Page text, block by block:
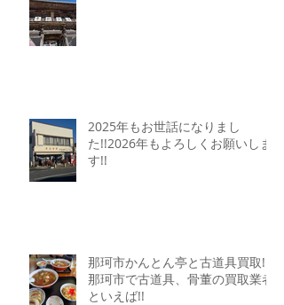
2025年もお世話になりまし
た!!2026年もよろしくお願いしま
す!!
那珂市かんとん亭と古道具買取!!
那珂市で古道具、骨董の買取業者
といえば!!